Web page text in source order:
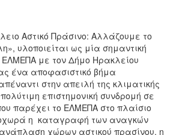
Αστικό Πράσινο: Αλλάζουμε το
υλοποιείται ως μία σημαντική
ΕΛΜΕΠΑ με τον Δήμο Ηρακλείου
ένα αποφασιστικό βήμα
στην απειλή της κλιματικής
επιστημονική συνδρομή σε
παρέχει το ΕΛΜΕΠΑ στο πλαίσιο
η καταγραφή των αναγκών
χώρων αστικού πρασίνου, η